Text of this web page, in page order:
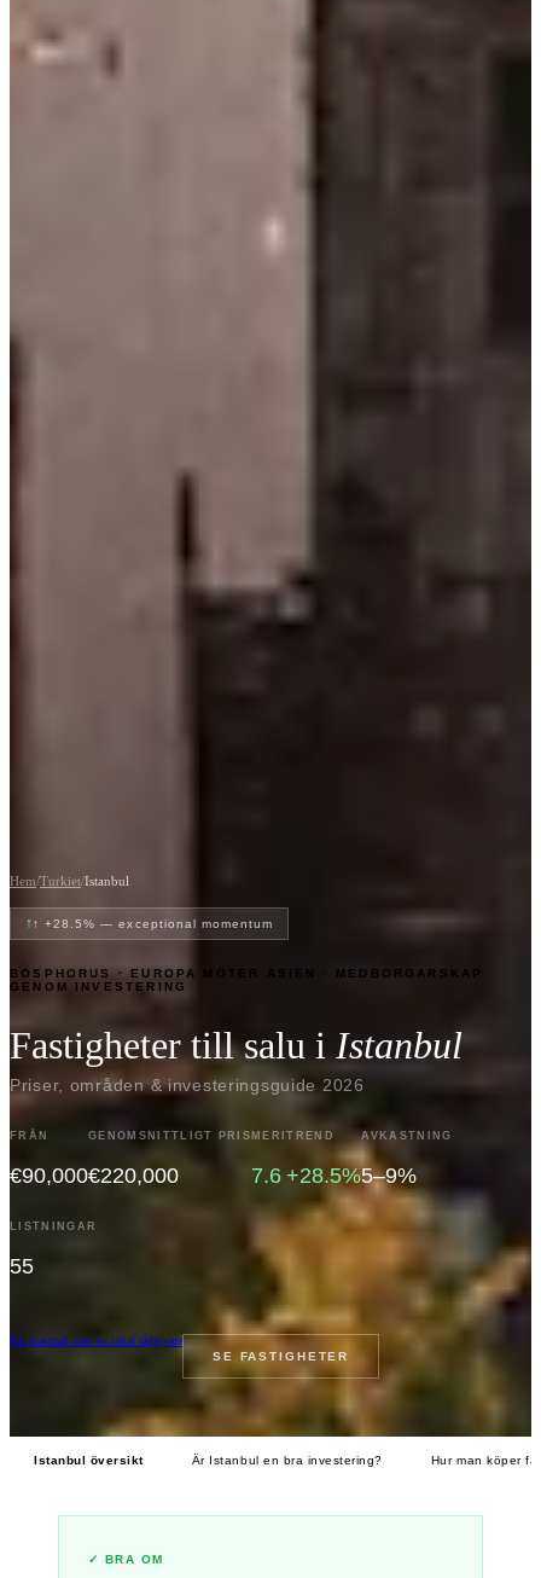
Hem/Turkiet/Istanbul
↑↑ +28.5% — exceptional momentum
BOSPHORUS · EUROPA MÖTER ASIEN · MEDBORGARSKAP
GENOM INVESTERING
Fastigheter till salu i Istanbul
Priser, områden & investeringsguide 2026
FRÅN
€90,000
GENOMSNITTLIGT PRIS
€220,000
MERI
7.6
TREND
+28.5%
AVKASTNING
5–9%
LISTNINGAR
55
Bli matchad med en lokal rådgivare
SE FASTIGHETER
Istanbul översikt Är Istanbul en bra investering? Hur man köper
✓ BRA OM